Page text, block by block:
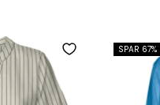
SPAR 67%